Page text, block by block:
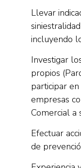
Llevar
incluyendo
Investigar
propios
participar
empresas
Comercial a
Efectuar
de